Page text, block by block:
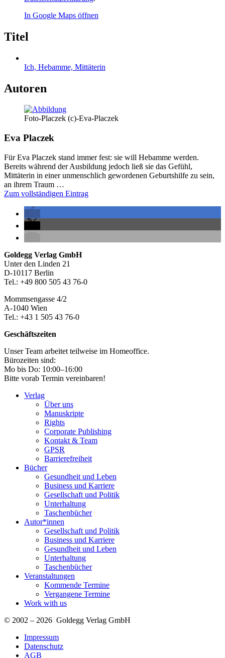
In Google Maps öffnen
Titel
Ich, Hebamme, Mittäterin
Autoren
Foto-Placzek (c)-Eva-Placzek
Eva Placzek
Für Eva Placzek stand immer fest: sie will Hebamme werden.
Bereits während der Ausbildung jedoch ließ sie das Gefühl,
Mittäterin in einer unmenschlich gewordenen Geburtshilfe zu sein,
an ihrem Traum …
Zum vollständigen Eintrag
Seitenleiste
Footer-
Section
Goldegg Verlag GmbH
Unter den Linden 21
D-10117 Berlin
Tel.: +49 800 505 43 76-0
Mommsengasse 4/2
A-1040 Wien
Tel.: +43 1 505 43 76-0
Geschäftszeiten
Unser Team arbeitet teilweise im Homeoffice.
Bürozeiten sind:
Mo bis Do: 10:00–16:00
Bitte vorab Termin vereinbaren!
Verlag
Über uns
Manuskripte
Rights
Corporate Publishing
Kontakt & Team
GPSR
Barrierefreiheit
Bücher
Gesundheit und Leben
Business und Karriere
Gesellschaft und Politik
Unterhaltung
Taschenbücher
Autor*innen
Gesellschaft und Politik
Business und Karriere
Gesundheit und Leben
Unterhaltung
Taschenbücher
Veranstaltungen
Kommende Termine
Vergangene Termine
Work with us
© 2002 – 2026 Goldegg Verlag GmbH
Impressum
Datenschutz
AGB